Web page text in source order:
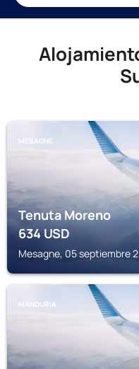
MESAGNE
Tenuta Moreno
634USD
Mesagne, 05 septiembre
MANDURIA